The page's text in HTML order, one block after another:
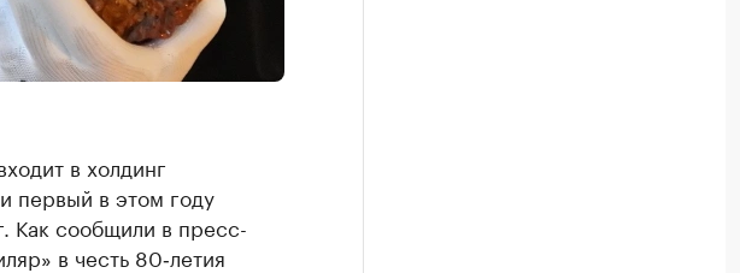
в холдинг
первый в этом году
Как сообщили в пресс-
в честь 80‑летия